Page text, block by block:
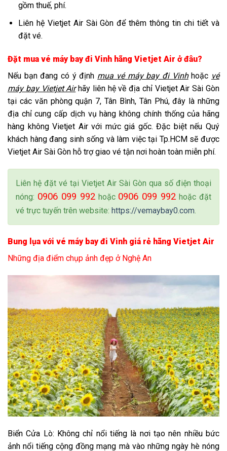
gồm thuế, phí.
Liên hệ Vietjet Air Sài Gòn để thêm thông tin chi tiết và
đặt vé.
Đặt mua vé máy bay đi Vinh hãng Vietjet Air ở đâu?
Nếu bạn đang có ý định mua vé máy bay đi Vinhhoặc vé
máy bay Vietjet Airhãy liên hệ về địa chỉ Vietjet Air Sài Gòn
tại các văn phòng quận 7, Tân Bình, Tân Phú, đây là những
địa chỉ cung cấp dịch vụ hàng không chính thống của hãng
hàng không Vietjet Air với mức giá gốc. Đặc biệt nếu Quý
khách hàng đang sinh sống và làm việc tại Tp.HCM sẽ được
Vietjet Air Sài Gòn hỗ trợ giao vé tận nơi hoàn toàn miễn phí.
Liên hệ đặt vé tại Vietjet Air Sài Gòn qua số điện thoại
nóng: 0906 099 992hoặc 0906 099 992 hoặc đặt
vé trực tuyến trên website: https://vemaybay0.com
Bung lụa với vé máy bay đi Vinh giá rẻ hãng Vietjet Air
Những địa điểm chụp ảnh đẹp ở Nghệ An
Biển Cửa Lò: Không chỉ nổi tiếng là nơi tạo nên nhiều bức
ảnh nổi tiếng cộng đồng mạng mà vào những ngày hè nóng